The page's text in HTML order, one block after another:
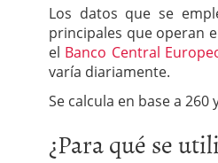
Los datos que se
principales que operan
el Banco Central
varía diariamente.
Se calcula en base a 260
¿Para qué se